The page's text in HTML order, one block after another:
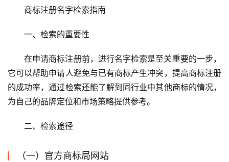
商标注册名字检索指南
一、检索的重要性
在申请商标注册前，进行名字检索是至关重要的一步，
它可以帮助申请人避免与已有商标产生冲突，提高商标注册
的成功率，通过检索还能了解到同行业中其他商标的情况，
为自己的品牌定位和市场策略提供参考。
二、检索途径
（一）官方商标局网站